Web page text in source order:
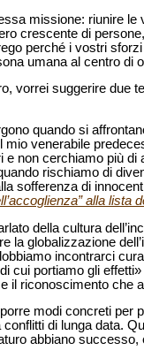
missione: riunire
crescente di
perché i vostri
umana al centro di
vorrei suggerire due
quando si
venerabile
e non cerchiamo più
rischiamo di
sofferenza di
alla
della cultura
la globalizzazione
incontrarci
cui portiamo gli effetti»
il riconoscimento
modi concreti
di lunga data.
abbiano